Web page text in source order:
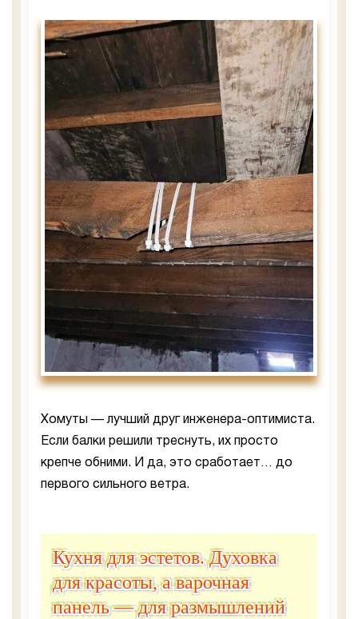
Хомуты — лучший друг инженера-оптимиста.
Если балки решили треснуть, их просто
крепче обними. И да, это сработает… до
первого сильного ветра.
Кухня для эстетов. Духовка
для красоты, а варочная
панель — для размышлений